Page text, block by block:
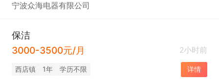
宁波众海电器有限公司
保洁
3000-3500元/月
2小时前
西店镇 1年 学历不限 详情